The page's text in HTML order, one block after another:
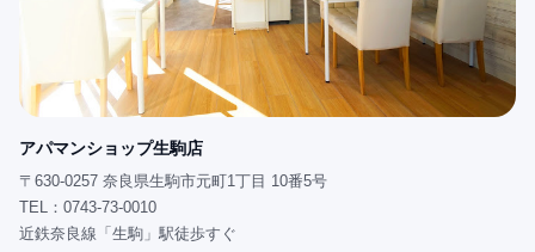
アパマンショップ生駒店
〒630-0257 奈良県生駒市元町1丁目 10番5号
TEL：0743-73-0010
近鉄奈良線「生駒」駅徒歩すぐ